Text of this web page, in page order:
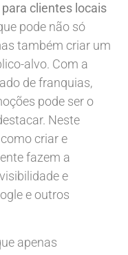
clientes locais
pode não só
também criar um
alvo. Com a
de franquias,
pode ser o
Neste
criar e
fazem a
e
e outros
apenas